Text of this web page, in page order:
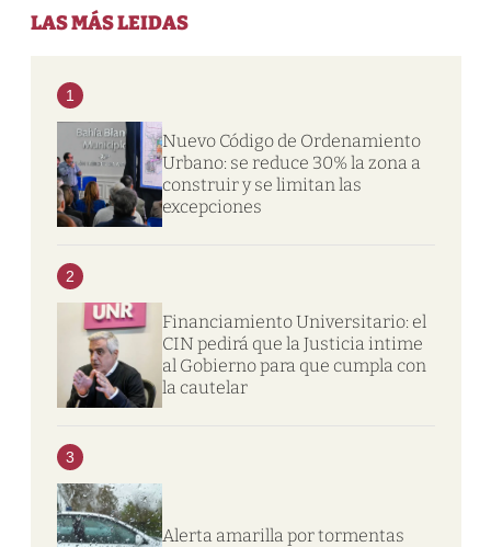
LAS MÁS LEIDAS
1
Nuevo Código de Ordenamiento
Urbano: se reduce 30% la zona a
construir y se limitan las
excepciones
2
Financiamiento Universitario: el
CIN pedirá que la Justicia intime
al Gobierno para que cumpla con
la cautelar
3
Alerta amarilla por tormentas